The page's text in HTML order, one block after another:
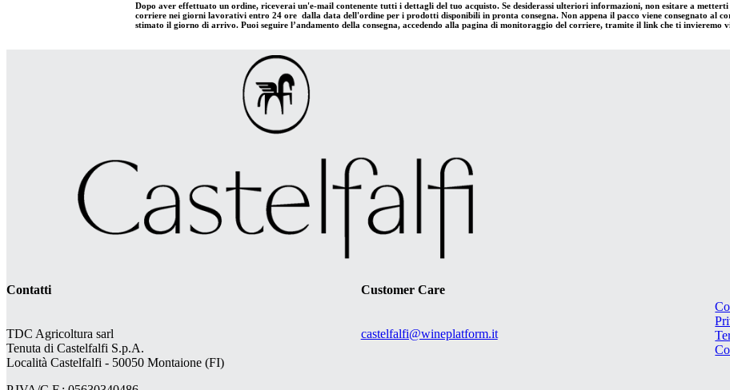
Dopo aver effettuato un ordine, riceverai un'e-mail contenente tutti i dettagli del tuo acquisto. Se desiderassi ulteriori informazioni, non esitare a
corriere nei giorni lavorativi entro 24 ore dalla data dell'ordine per i prodotti disponibili in pronta consegna. Non appena il pacco viene consegnato al
stimato il giorno di arrivo. Puoi seguire l’andamento della consegna, accedendo alla pagina di monitoraggio del corriere, tramite il link che ti invieremo
Contatti
TDC Agricoltura sarl
Tenuta di Castelfalfi S.p.A.
Località Castelfalfi - 50050 Montaione (FI)
Customer Care
castelfalfi@wineplatform.it